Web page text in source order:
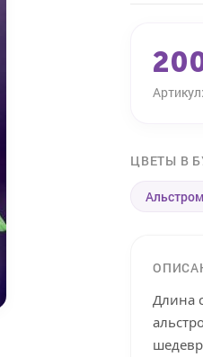
Артикул:
ЦВЕТЫ В
Длина